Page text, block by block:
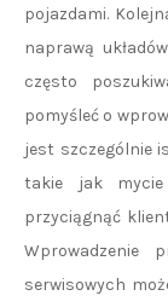
pojazdami.
naprawą
często
pomyśleć o
jest szczególnie
takie jak mycie
przyciągnąć
Wprowadzenie
serwisowych